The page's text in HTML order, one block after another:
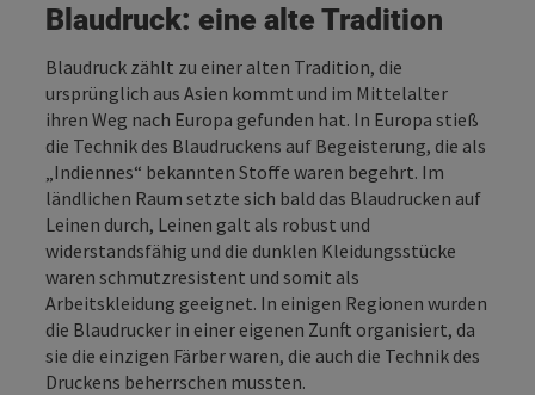
Blaudruck: eine alte Tradition
Blaudruck zählt zu einer alten Tradition, die
ursprünglich aus Asien kommt und im Mittelalter
ihren Weg nach Europa gefunden hat. In Europa stieß
die Technik des Blaudruckens auf Begeisterung, die als
„Indiennes“ bekannten Stoffe waren begehrt. Im
ländlichen Raum setzte sich bald das Blaudrucken auf
Leinen durch, Leinen galt als robust und
widerstandsfähig und die dunklen Kleidungsstücke
waren schmutzresistent und somit als
Arbeitskleidung geeignet. In einigen Regionen wurden
die Blaudrucker in einer eigenen Zunft organisiert, da
sie die einzigen Färber waren, die auch die Technik des
Druckens beherrschen mussten.